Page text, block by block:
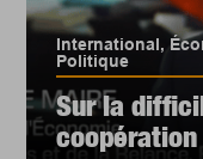
International,
Politique
Sur la
coopération